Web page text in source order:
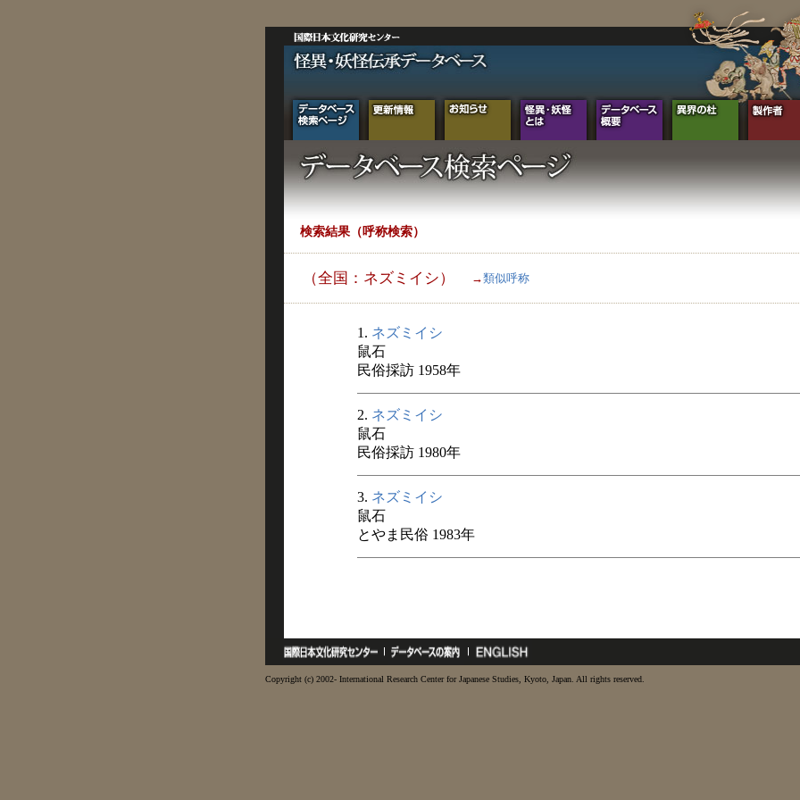
検索結果（呼称検索）
（全国：ネズミイシ） →類似呼称
1. ネズミイシ
鼠石
民俗採訪 1958年
2. ネズミイシ
鼠石
民俗採訪 1980年
3. ネズミイシ
鼠石
とやま民俗 1983年
Copyright (c) 2002- International Research Center for Japanese Studies, Kyoto, Japan. All rights reserved.